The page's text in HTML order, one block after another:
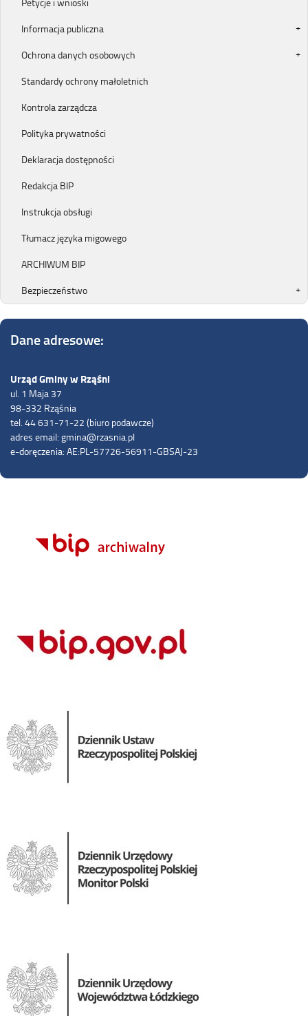
Informacja publiczna
Ochrona danych osobowych
Standardy ochrony małoletnich
Kontrola zarządcza
Polityka prywatności
Deklaracja dostępności
Redakcja BIP
Instrukcja obsługi
Tłumacz języka migowego
ARCHIWUM BIP
Bezpieczeństwo
Dane adresowe:
Urząd Gminy w Rząśni
ul. 1 Maja 37
98-332 Rząśnia
tel. 44 631-71-22 (biuro podawcze)
adres email: gmina@rzasnia.pl
e-doręczenia: AE:PL-57726-56911-GBSAJ-23